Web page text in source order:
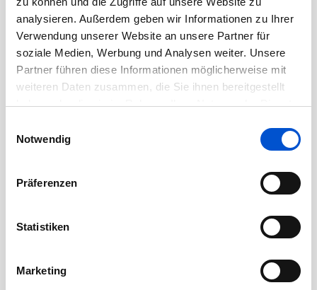
analysieren. Außerdem geben wir Informationen zu Ihrer
Verwendung unserer Website an unsere Partner für
soziale Medien, Werbung und Analysen weiter. Unsere
Partner führen diese Informationen möglicherweise mit
weiteren Daten zusammen, die Sie ihnen bereitgestellt
haben oder die sie im Rahmen Ihrer Nutzung der Dienste
Notwendig
Präferenzen
Statistiken
Marketing
Juli 2020
Juni 2020
Mai 2020
April 2020
März 2020
Januar 2020
November 2019
September 2019
Juli 2019